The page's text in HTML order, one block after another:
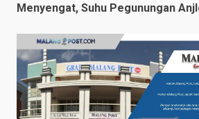
Menyengat, Suhu Pegunungan